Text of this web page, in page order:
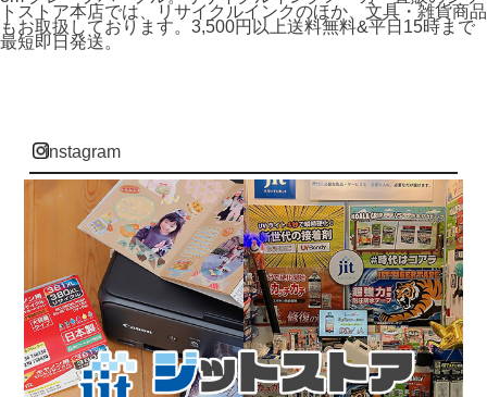
トストア本店では、リサイクルインクのほか、文具・雑貨商品
もお取扱しております。3,500円以上送料無料&平日15時まで
最短即日発送。
instagram